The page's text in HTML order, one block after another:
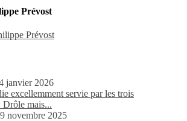
Prévost
janvier 2026
excellemment servie par les trois
Drôle mais...
9 novembre 2025